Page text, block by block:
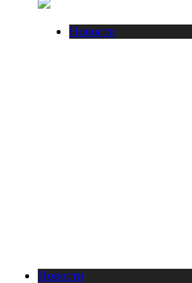
Новости
Новости